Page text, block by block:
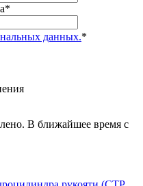
*
данных.*
В ближайшее время с